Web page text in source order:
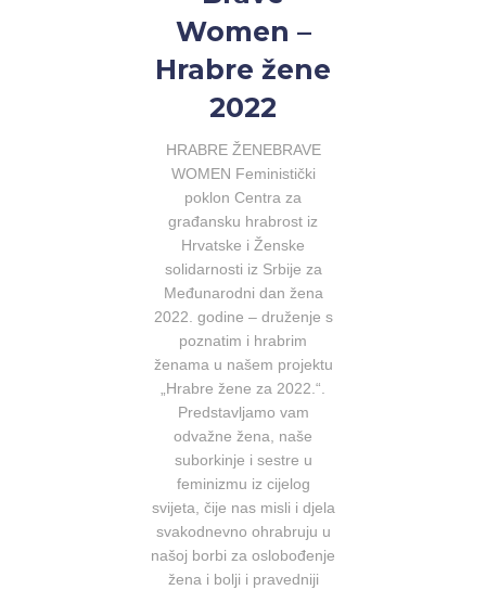
Women –
Hrabre žene
2022
HRABRE ŽENEBRAVE
WOMEN Feministički
poklon Centra za
građansku hrabrost iz
Hrvatske i Ženske
solidarnosti iz Srbije za
Međunarodni dan žena
2022. godine – druženje s
poznatim i hrabrim
ženama u našem projektu
„Hrabre žene za 2022.“.
Predstavljamo vam
odvažne žena, naše
suborkinje i sestre u
feminizmu iz cijelog
svijeta, čije nas misli i djela
svakodnevno ohrabruju u
našoj borbi za oslobođenje
žena i bolji i pravedniji